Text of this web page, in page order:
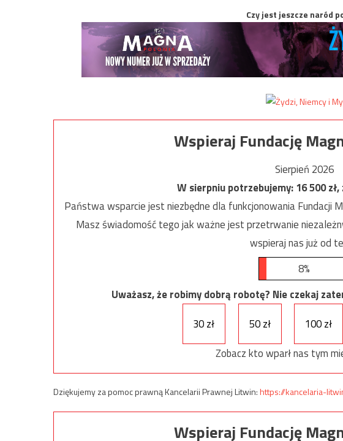
Czy jest jeszcze naród
Wspieraj Fundację
Sierpień 2026
W sierpniu potrzebujemy:16 500
Państwa wsparcie jest niezbędne dla funkcjonowania Fundacji
Masz świadomość tego jak ważne jest przetrwanie
wspieraj nas już od
8%
Uważasz, że robimy dobrą robotę? Nie czekaj
30 zł
50 zł 100 zł
Zobacz kto wparł nas tym
Dziękujemy za pomoc prawną Kancelarii Prawnej Litwin:https://kancelaria-
Wspieraj Fundację